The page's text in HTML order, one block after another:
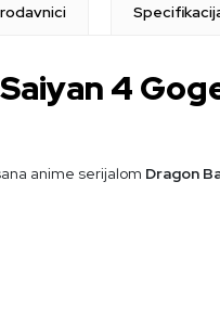
4
anime serijalom Dragon